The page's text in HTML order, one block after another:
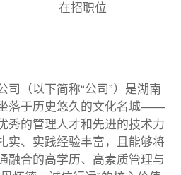
在招职位
司（以下简称“公司”）是湖南
落于历史悠久的文化名城——
秀的管理人才和先进的技术力
实、实践经验丰富，且能够将
融合的高学历、高素质管理与